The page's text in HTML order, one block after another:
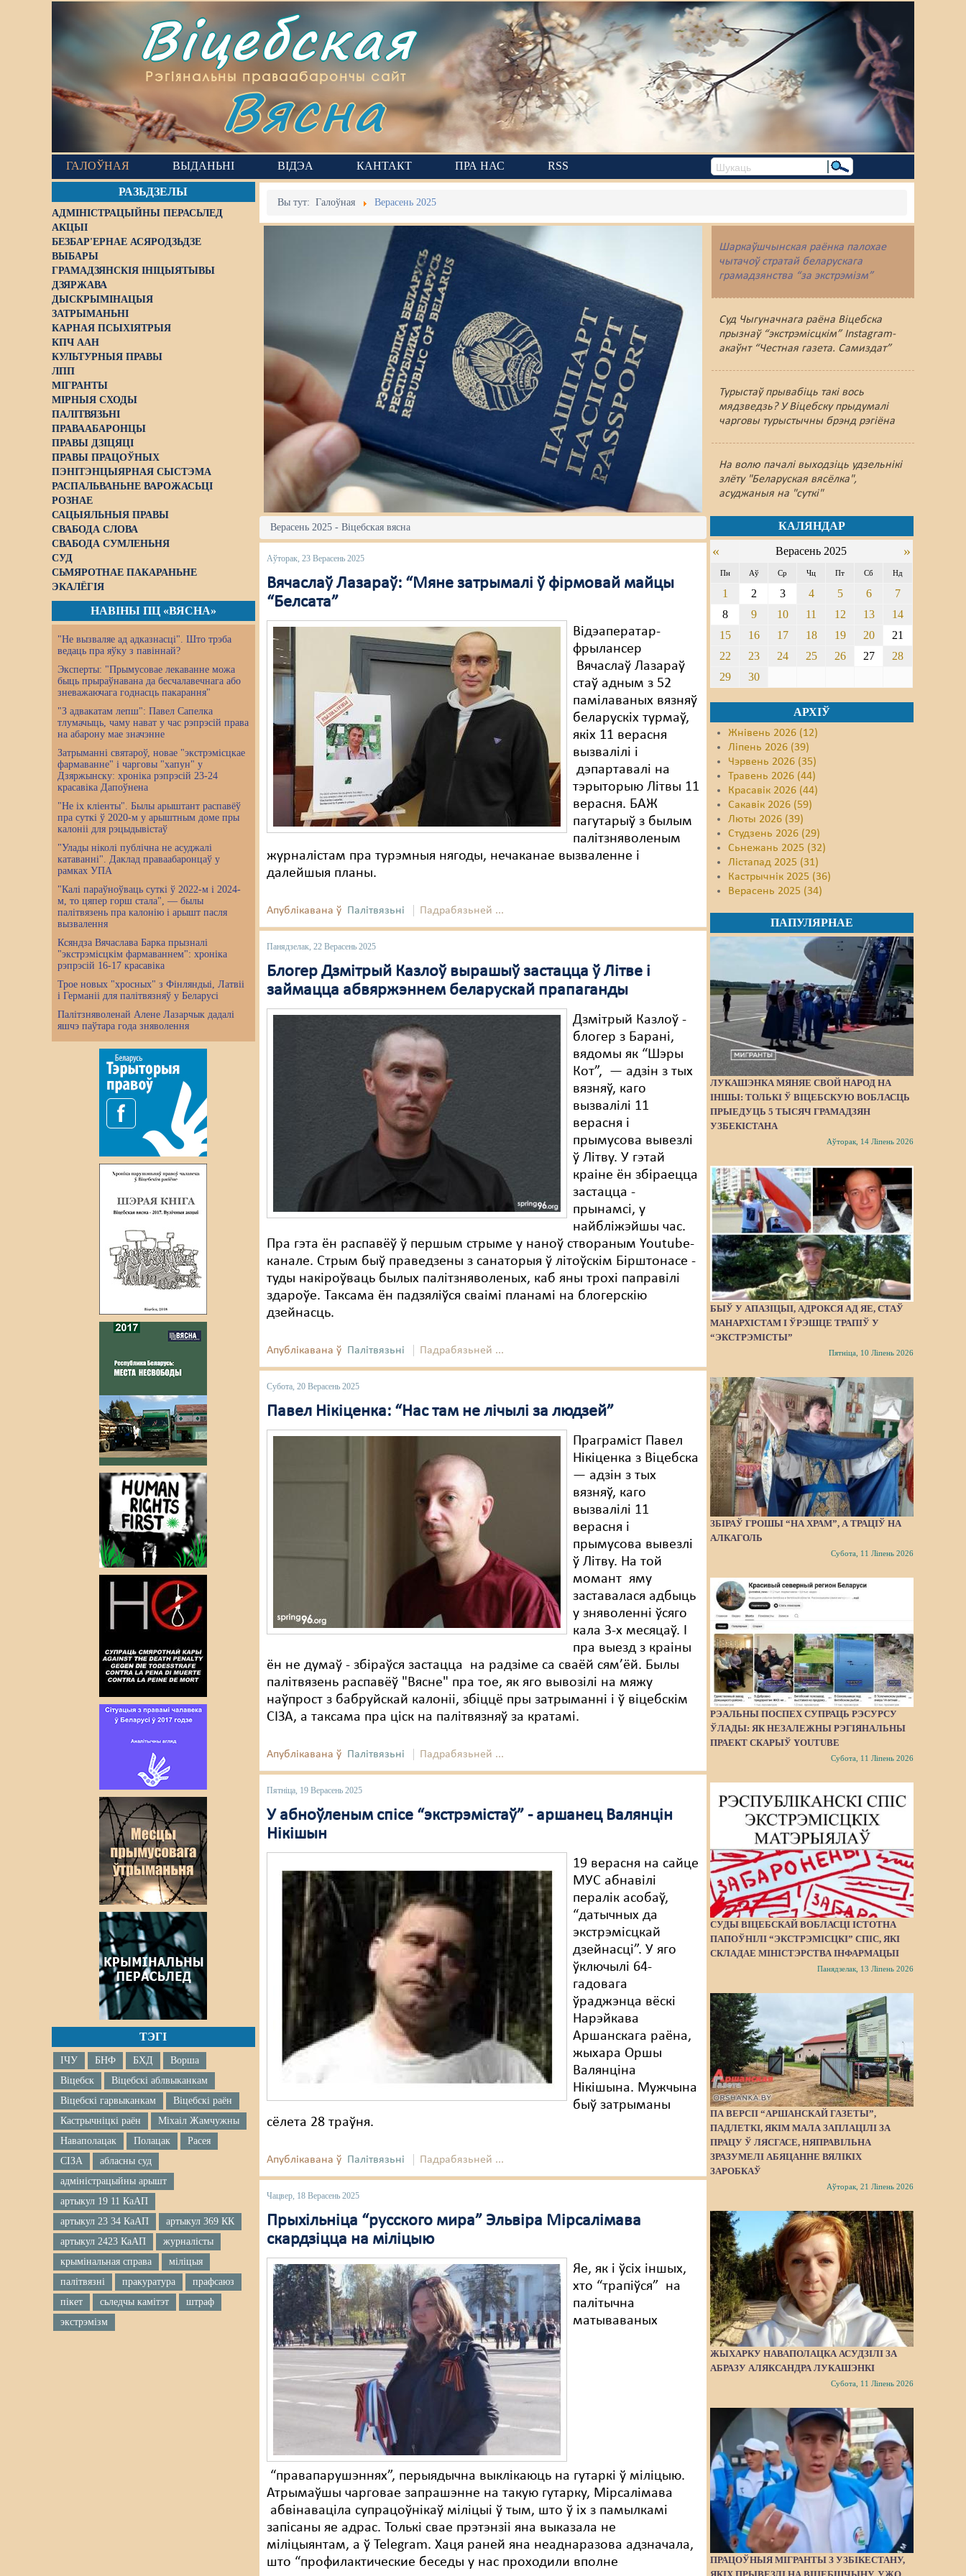
Віцебская
Рэгіянальны праваабарончы сайт
Вясна
ГАЛОЎНАЯ ВЫДАНЬНІ ВІДЭА КАНТАКТ ПРА НАС RSS
РАЗЬДЗЕЛЫ
АДМІНІСТРАЦЫЙНЫ ПЕРАСЬЛЕД
АКЦЫІ
БЕЗБАР'ЕРНАЕ АСЯРОДЗЬДЗЕ
ВЫБАРЫ
ГРАМАДЗЯНСКІЯ ІНІЦЫЯТЫВЫ
ДЗЯРЖАВА
ДЫСКРЫМІНАЦЫЯ
ЗАТРЫМАНЬНІ
КАРНАЯ ПСЫХІЯТРЫЯ
КПЧ ААН
КУЛЬТУРНЫЯ ПРАВЫ
ЛПП
МІГРАНТЫ
МІРНЫЯ СХОДЫ
ПАЛІТВЯЗЬНІ
ПРАВААБАРОНЦЫ
ПРАВЫ ДЗІЦЯЦІ
ПРАВЫ ПРАЦОЎНЫХ
ПЭНІТЭНЦЫЯРНАЯ СЫСТЭМА
РАСПАЛЬВАНЬНЕ ВАРОЖАСЬЦІ
РОЗНАЕ
САЦЫЯЛЬНЫЯ ПРАВЫ
СВАБОДА СЛОВА
СВАБОДА СУМЛЕНЬНЯ
СУД
СЬМЯРОТНАЕ ПАКАРАНЬНЕ
ЭКАЛЁГІЯ
НАВІНЫ ПЦ «ВЯСНА»
"Не вызваляе ад адказнасці". Што трэба
ведаць пра яўку з павіннай?
Эксперты: "Прымусовае лекаванне можа
быць прыраўнавана да бесчалавечнага або
зневажаючага годнасць пакарання"
"З адвакатам лепш": Павел Сапелка
тлумачыць, чаму нават у час рэпрэсій права
на абарону мае значэнне
Затрыманні святароў, новае "экстрэмісцкае
фармаванне" і чарговы "хапун" у
Дзяржынску: хроніка рэпрэсій 23-24
красавіка Дапоўнена
"Не іх кліенты". Былы арыштант распавёў
пра суткі ў 2020-м у арыштным доме пры
калоніі для рэцыдывістаў
"Улады ніколі публічна не асуджалі
катаванні". Даклад праваабаронцаў у
рамках УПА
"Калі параўноўваць суткі ў 2022-м і 2024-
м, то цяпер горш стала", — былы
палітвязень пра калонію і арышт пасля
вызвалення
Ксяндза Вячаслава Барка прызналі
"экстрэмісцкім фармаваннем": хроніка
рэпрэсій 16-17 красавіка
Трое новых "хросных" з Фінляндыі, Латвіі
і Германіі для палітвязняў у Беларусі
Палітзняволенай Алене Лазарчык дадалі
яшчэ паўтара года зняволення
ТЭГІ
ІЧУ БНФ БХД
Ворша
Віцебск
Віцебскі аблвыканкам
Віцебскі гарвыканкам
Віцебскі раён
Кастрычніцкі раён
Міхаіл Жамчужны
Наваполацак
Полацак
Расея
СІЗА
абласны суд
адміністрацыйны арышт
артыкул 19 11 КаАП
артыкул 23 34 КаАП
артыкул 369 КК
артыкул 2423 КаАП
журналісты
крымінальная справа
міліцыя
палітвязні
пракуратура
прафсаюз
пікет
сьледчы камітэт
штраф
экстрэмізм
Вы тут:Галоўная Верасень 2025
Шаркаўшчынская раёнка палохае
чытачоў стратай беларускага
грамадзянства “за экстрэмізм”
Суд Чыгуначнага раёна Віцебска
прызнаў “экстрэмісцкім” Instagram-
акаўнт “Честная газета. Самиздат”
Турыстаў прывабіць такі вось
мядзведзь? У Віцебску прыдумалі
чарговы турыстычны брэнд рэгіёна
На волю пачалі выходзіць удзельнікі
злёту "Беларуская вясёлка",
асуджаныя на "суткі"
Верасень 2025 - Віцебская вясна
Аўторак, 23 Верасень 2025
Вячаслаў Лазараў: “Мяне затрымалі ў фірмовай майцы
“Белсата”
Відэаператар-
фрылансер
Вячаслаў Лазараў
стаў адным з 52
памілаваных вязняў
беларускіх турмаў,
якіх 11 верасня
вызвалілі і
дэпартавалі на
тэрыторыю Літвы 11
верасня. БАЖ
пагутарыў з былым
палітзняволеным
журналістам пра турэмныя нягоды, нечаканае вызваленне і
далейшыя планы.
Апублікавана ў Палітвязьні Падрабязьней ...
Панядзелак, 22 Верасень 2025
Блогер Дзмітрый Казлоў вырашыў застацца ў Літве і
займацца абвяржэннем беларускай прапаганды
Дзмітрый Казлоў -
блогер з Барані,
вядомы як “Шэры
Кот”, — адзін з тых
вязняў, каго
вызвалілі 11
верасня і
прымусова вывезлі
ў Літву. У гэтай
краіне ён збіраецца
застацца -
прынамсі, у
найбліжэйшы час.
Пра гэта ён распавёў ў першым стрыме у наноў створаным Youtube-
канале. Стрым быў праведзены з санаторыя ў літоўскім Бірштонасе -
туды накіроўваць былых палітзняволеных, каб яны трохі паправілі
здароўе. Таксама ён падзяліўся сваімі планамі на блогерскію
дзейнасць.
Апублікавана ў Палітвязьні Падрабязьней ...
Субота, 20 Верасень 2025
Павел Нікіценка: “Нас там не лічылі за людзей”
Праграміст Павел
Нікіценка з Віцебска
— адзін з тых
вязняў, каго
вызвалілі 11
верасня і
прымусова вывезлі
ў Літву. На той
момант яму
заставалася адбыць
у зняволенні ўсяго
кала 3-х месяцаў. І
пра выезд з краіны
ён не думаў - збіраўся застацца на радзіме са сваёй сям’ёй. Былы
палітвязень распавёў "Вясне" пра тое, як яго вывозілі на мяжу
наўпрост з бабруйскай калоніі, збіццё пры затрыманні і ў віцебскім
СІЗА, а таксама пра ціск на палітвязняў за кратамі.
Апублікавана ў Палітвязьні Падрабязьней ...
Пятніца, 19 Верасень 2025
У абноўленым спісе “экстрэмістаў” - аршанец Валянцін
Нікішын
19 верасня на сайце
МУС абнавілі
пералік асобаў,
“датычных да
экстрэмісцкай
дзейнасці”. У яго
ўключылі 64-
гадовага
ўраджэнца вёскі
Нарэйкава
Аршанскага раёна,
жыхара Оршы
Валянціна
Нікішына. Мужчына
быў затрыманы
сёлета 28 траўня.
Апублікавана ў Палітвязьні Падрабязьней ...
Чацвер, 18 Верасень 2025
Прыхільніца “русского мира” Эльвіра Мірсалімава
скардзіцца на міліцыю
Яе, як і ўсіх іншых,
хто “трапіўся” на
палітычна
матываваных
“правапарушэннях”, перыядычна выклікаюць на гутаркі ў міліцыю.
Атрымаўшы чарговае запрашэнне на такую гутарку, Мірсалімава
абвінаваціла супрацоўнікаў міліцыі ў тым, што ў іх з памылкамі
запісаны яе адрас. Толькі свае прэтэнзіі яна выказала не
міліцыянтам, а ў Telegram. Хаця раней яна неаднаразова адзначала,
што “профилактические беседы у нас проходили вполне
КАЛЯНДАР
« Верасень 2025 »
Пн Аў Ср Чц Пт Сб Нд
1 2 3 4 5 6
7
8
9 10 11 12 13
14
15
16 17 18 19 20
21
22
23 24 25 26 27
28
29
30
АРХІЎ
Жнівень 2026 (12)
Ліпень 2026 (39)
Чэрвень 2026 (35)
Травень 2026 (44)
Красавік 2026 (44)
Сакавік 2026 (59)
Люты 2026 (39)
Студзень 2026 (29)
Сьнежань 2025 (32)
Лістапад 2025 (31)
Кастрычнік 2025 (36)
Верасень 2025 (34)
ПАПУЛЯРНАЕ
ЛУКАШЭНКА МЯНЯЕ СВОЙ НАРОД НА
ІНШЫ: ТОЛЬКІ Ў ВІЦЕБСКУЮ ВОБЛАСЦЬ
ПРЫЕДУЦЬ 5 ТЫСЯЧ ГРАМАДЗЯН
УЗБЕКІСТАНА
Аўторак, 14 Ліпень 2026
БЫЎ У АПАЗІЦЫІ, АДРОКСЯ АД ЯЕ, СТАЎ
МАНАРХІСТАМ І ЎРЭШЦЕ ТРАПІЎ У
“ЭКСТРЭМІСТЫ”
Пятніца, 10 Ліпень 2026
ЗБІРАЎ ГРОШЫ “НА ХРАМ”, А ТРАЦІЎ НА
АЛКАГОЛЬ
Субота, 11 Ліпень 2026
РЭАЛЬНЫ ПОСПЕХ СУПРАЦЬ РЭСУРСУ
ЎЛАДЫ: ЯК НЕЗАЛЕЖНЫ РЭГІЯНАЛЬНЫ
ПРАЕКТ СКАРЫЎ YOUTUBE
Субота, 11 Ліпень 2026
СУДЫ ВІЦЕБСКАЙ ВОБЛАСЦІ ІСТОТНА
ПАПОЎНІЛІ “ЭКСТРЭМІСЦКІ” СПІС, ЯКІ
СКЛАДАЕ МІНІСТЭРСТВА ІНФАРМАЦЫІ
Панядзелак, 13 Ліпень 2026
ПА ВЕРСІІ “АРШАНСКАЙ ГАЗЕТЫ”,
ПАДЛЕТКІ, ЯКІМ МАЛА ЗАПЛАЦІЛІ ЗА
ПРАЦУ Ў ЛЯСГАСЕ, НЯПРАВІЛЬНА
ЗРАЗУМЕЛІ АБЯЦАННЕ ВЯЛІКІХ
ЗАРОБКАЎ
Аўторак, 21 Ліпень 2026
ЖЫХАРКУ НАВАПОЛАЦКА АСУДЗІЛІ ЗА
АБРАЗУ АЛЯКСАНДРА ЛУКАШЭНКІ
Субота, 11 Ліпень 2026
ПРАЦОЎНЫЯ МІГРАНТЫ З УЗБІКЕСТАНУ,